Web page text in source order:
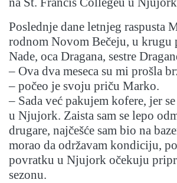
Poslednje dane letnjeg raspusta
rodnom Novom Bečeju, u krugu
Nade, oca Dragana, sestre
– Ova dva meseca su mi prošla
– počeo je svoju priču Marko.
– Sada već pakujem kofere, jer
u Njujork. Zaista sam se lepo
drugare, najčešće sam bio na
morao da održavam kondiciju,
povratku u Njujork očekuju
sezonu.